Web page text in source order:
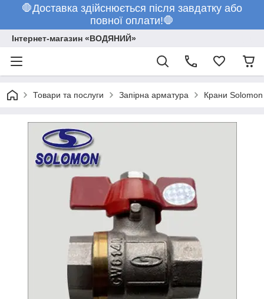
🛑Доставка здійснюється після завдатку або
повної оплати!🛑
Інтернет-магазин «ВОДЯНИЙ»
Товари та послуги Запірна арматура Крани Solomon